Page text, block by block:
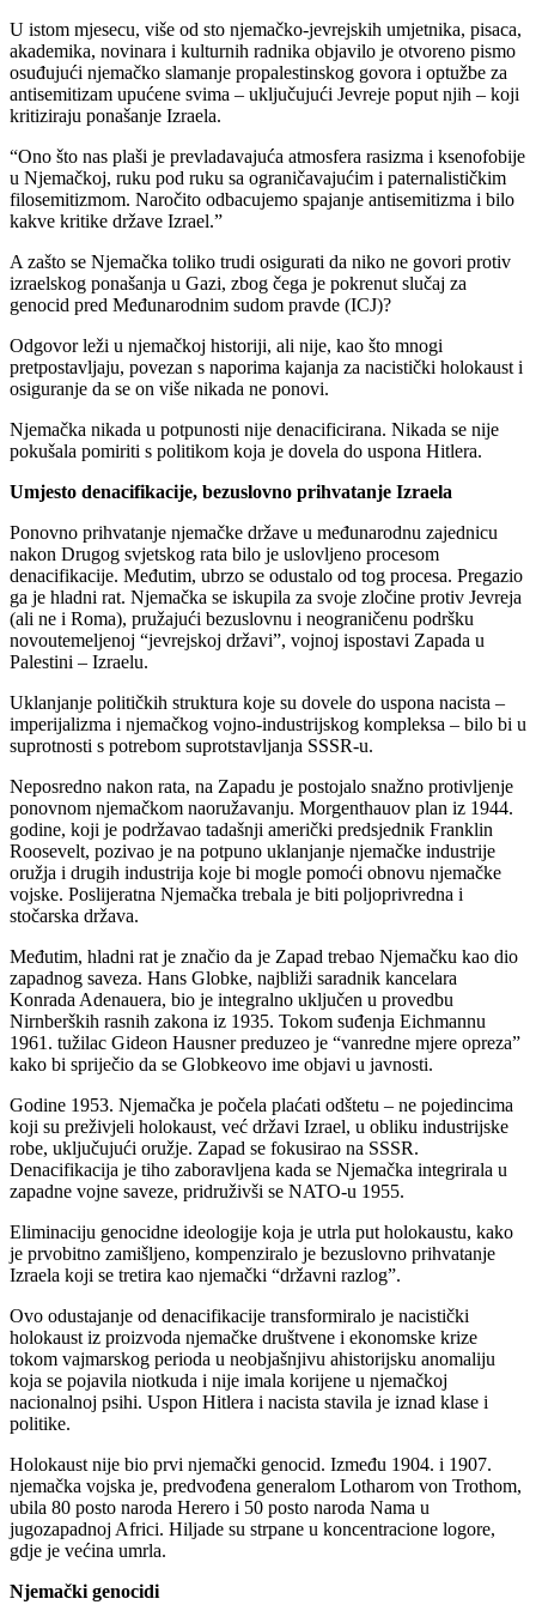
U istom mjesecu, više od sto njemačko-jevrejskih umjetnika, pisaca,
akademika, novinara i kulturnih radnika objavilo je otvoreno pismo
osuđujući njemačko slamanje propalestinskog govora i optužbe za
antisemitizam upućene svima – uključujući Jevreje poput njih – koji
kritiziraju ponašanje Izraela.
“Ono što nas plaši je prevladavajuća atmosfera rasizma i ksenofobije
u Njemačkoj, ruku pod ruku sa ograničavajućim i paternalističkim
filosemitizmom. Naročito odbacujemo spajanje antisemitizma i bilo
kakve kritike države Izrael.”
A zašto se Njemačka toliko trudi osigurati da niko ne govori protiv
izraelskog ponašanja u Gazi, zbog čega je pokrenut slučaj za
genocid pred Međunarodnim sudom pravde (ICJ)?
Odgovor leži u njemačkoj historiji, ali nije, kao što mnogi
pretpostavljaju, povezan s naporima kajanja za nacistički holokaust i
osiguranje da se on više nikada ne ponovi.
Njemačka nikada u potpunosti nije denacificirana. Nikada se nije
pokušala pomiriti s politikom koja je dovela do uspona Hitlera.
Umjesto denacifikacije, bezuslovno prihvatanje Izraela
Ponovno prihvatanje njemačke države u međunarodnu zajednicu
nakon Drugog svjetskog rata bilo je uslovljeno procesom
denacifikacije. Međutim, ubrzo se odustalo od tog procesa. Pregazio
ga je hladni rat. Njemačka se iskupila za svoje zločine protiv Jevreja
(ali ne i Roma), pružajući bezuslovnu i neograničenu podršku
novoutemeljenoj “jevrejskoj državi”, vojnoj ispostavi Zapada u
Palestini – Izraelu.
Uklanjanje političkih struktura koje su dovele do uspona nacista –
imperijalizma i njemačkog vojno-industrijskog kompleksa – bilo bi u
suprotnosti s potrebom suprotstavljanja SSSR-u.
Neposredno nakon rata, na Zapadu je postojalo snažno protivljenje
ponovnom njemačkom naoružavanju. Morgenthauov plan iz 1944.
godine, koji je podržavao tadašnji američki predsjednik Franklin
Roosevelt, pozivao je na potpuno uklanjanje njemačke industrije
oružja i drugih industrija koje bi mogle pomoći obnovu njemačke
vojske. Poslijeratna Njemačka trebala je biti poljoprivredna i
stočarska država.
Međutim, hladni rat je značio da je Zapad trebao Njemačku kao dio
zapadnog saveza. Hans Globke, najbliži saradnik kancelara
Konrada Adenauera, bio je integralno uključen u provedbu
Nirnberških rasnih zakona iz 1935. Tokom suđenja Eichmannu
1961. tužilac Gideon Hausner preduzeo je “vanredne mjere opreza”
kako bi spriječio da se Globkeovo ime objavi u javnosti.
Godine 1953. Njemačka je počela plaćati odštetu – ne pojedincima
koji su preživjeli holokaust, već državi Izrael, u obliku industrijske
robe, uključujući oružje. Zapad se fokusirao na SSSR.
Denacifikacija je tiho zaboravljena kada se Njemačka integrirala u
zapadne vojne saveze, pridruživši se NATO-u 1955.
Eliminaciju genocidne ideologije koja je utrla put holokaustu, kako
je prvobitno zamišljeno, kompenziralo je bezuslovno prihvatanje
Izraela koji se tretira kao njemački “državni razlog”.
Ovo odustajanje od denacifikacije transformiralo je nacistički
holokaust iz proizvoda njemačke društvene i ekonomske krize
tokom vajmarskog perioda u neobjašnjivu ahistorijsku anomaliju
koja se pojavila niotkuda i nije imala korijene u njemačkoj
nacionalnoj psihi. Uspon Hitlera i nacista stavila je iznad klase i
politike.
Holokaust nije bio prvi njemački genocid. Između 1904. i 1907.
njemačka vojska je, predvođena generalom Lotharom von Trothom,
ubila 80 posto naroda Herero i 50 posto naroda Nama u
jugozapadnoj Africi. Hiljade su strpane u koncentracione logore,
gdje je većina umrla.
Njemački genocidi